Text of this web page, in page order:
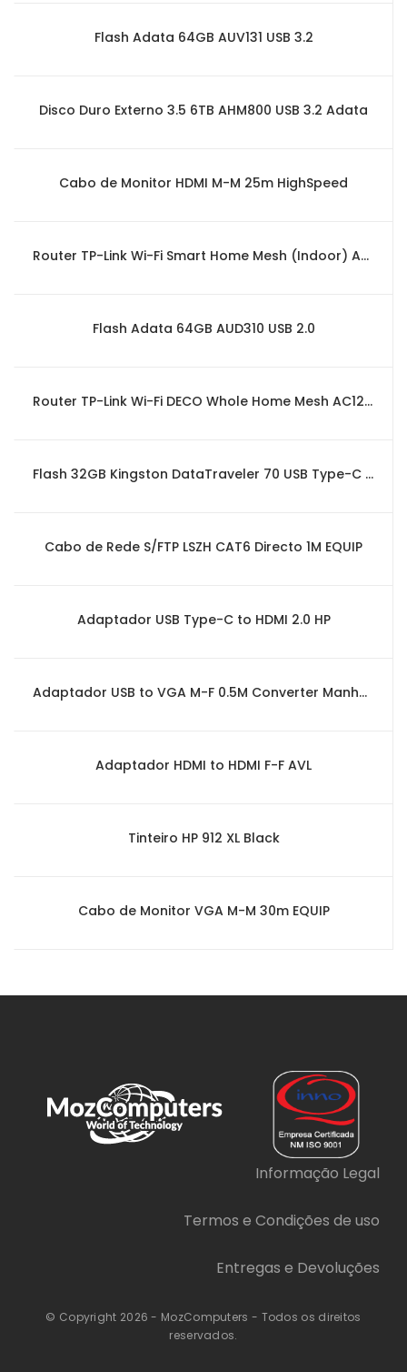
Flash Adata 64GB AUV131 USB 3.2
Disco Duro Externo 3.5 6TB AHM800 USB 3.2 Adata
Cabo de Monitor HDMI M-M 25m HighSpeed
Router TP-Link Wi-Fi Smart Home Mesh (Indoor) AC1200 (2 Pack)
Flash Adata 64GB AUD310 USB 2.0
Router TP-Link Wi-Fi DECO Whole Home Mesh AC1200 (2 Pack)
Flash 32GB Kingston DataTraveler 70 USB Type-C 3.2 Gen 1
Cabo de Rede S/FTP LSZH CAT6 Directo 1M EQUIP
Adaptador USB Type-C to HDMI 2.0 HP
Adaptador USB to VGA M-F 0.5M Converter Manhattan
Adaptador HDMI to HDMI F-F AVL
Tinteiro HP 912 XL Black
Cabo de Monitor VGA M-M 30m EQUIP
Informação Legal
Termos e Condições de uso
Entregas e Devoluções
© Copyright 2026 - MozComputers - Todos os direitos
reservados.